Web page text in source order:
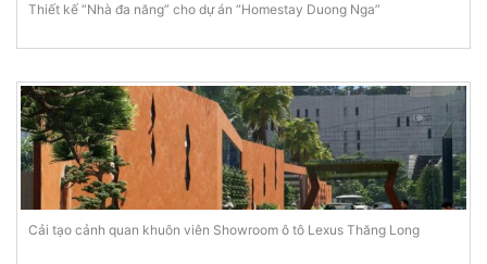
Thiết kế “Nhà đa năng” cho dự án “Homestay Duong Nga”
Cải tạo cảnh quan khuôn viên Showroom ô tô Lexus Thăng Long